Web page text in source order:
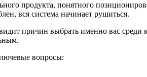
продукта, понятного
вся система начинает рушиться.
причин выбрать именно вас среди
вопросы: